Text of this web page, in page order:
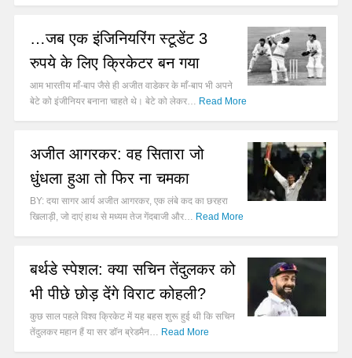
…जब एक इंजिनियरिंग स्टूडेंट 3
रुपये के लिए क्रिकेटर बन गया
आम भारतीय माँ-बाप जैसे ही अजीत वाडेकर के माँ-बाप भी अपने
बेटे को इंजीनियर बनाना चाहते थे। बेटे को लेकर… Read More
अजीत आगरकर: वह सितारा जो
धुंधला हुआ तो फिर ना चमका
BY: दया सागर आर्य अजीत आगरकर, एक लंबे कद का छरहरा
खिलाड़ी, जो दाएं हाथ से मध्यम तेज गेंदबाजी और… Read More
बर्थडे स्पेशल: क्या सचिन तेंदुलकर को
भी पीछे छोड़ देंगे विराट कोहली?
कुछ साल पहले विश्व क्रिकेट में यह बहस शुरू हुई थी कि सचिन
तेंदुलकर महान हैं या सर डॉन ब्रेडमैन… Read More